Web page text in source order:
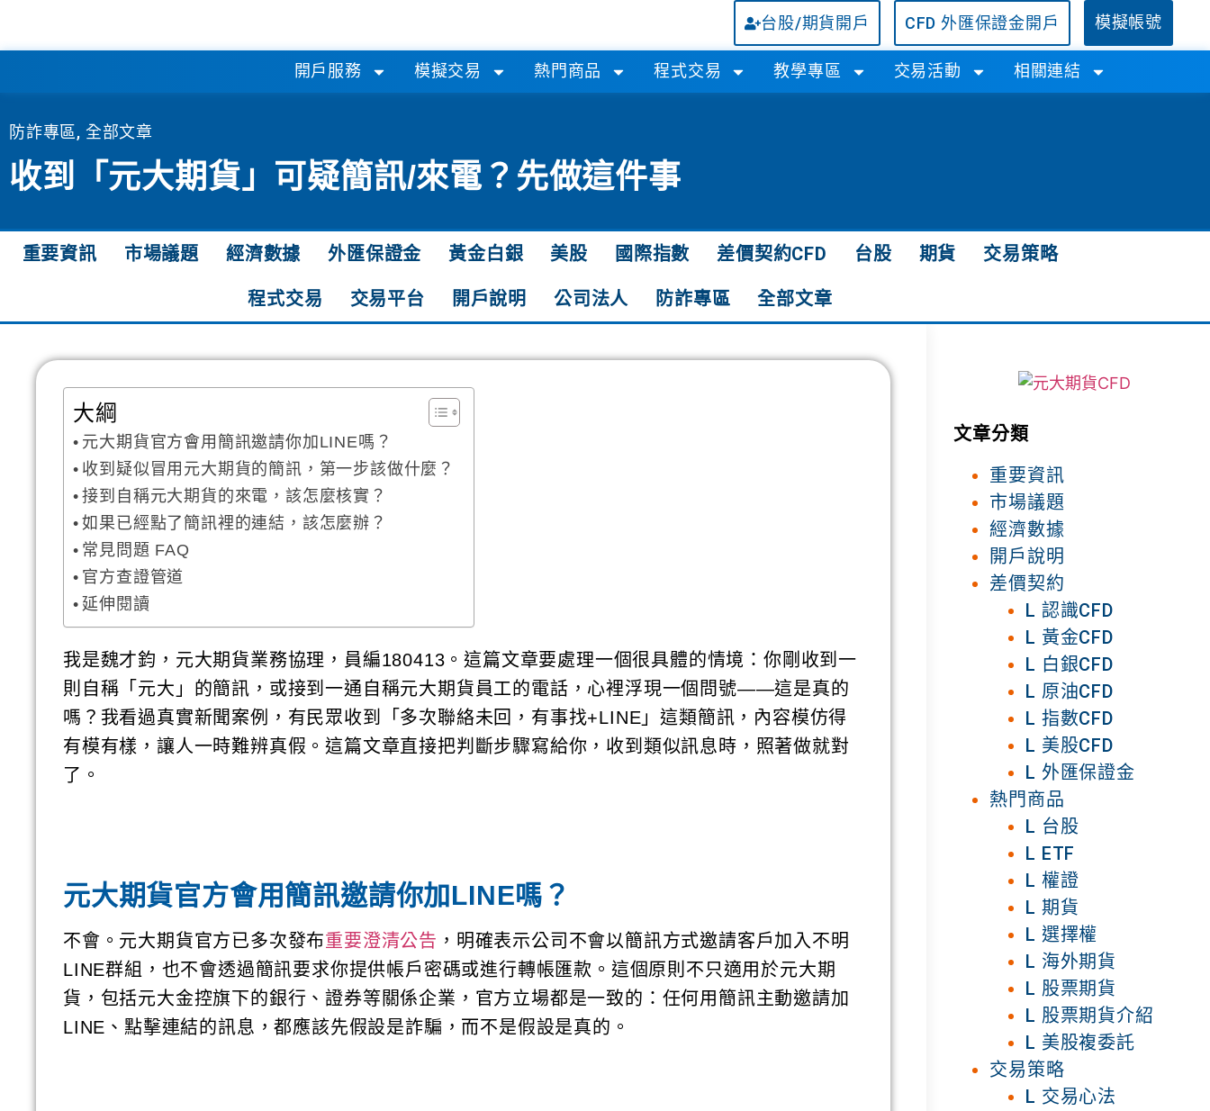
台股/期貨開戶 CFD 外匯保證金開戶 模擬帳號
開戶服務 模擬交易 熱門商品 程式交易 教學專區 交易活動 相關連結
防詐專區, 全部文章
收到「元大期貨」可疑簡訊/來電？先做這件事
重要資訊 市場議題 經濟數據 外匯保證金 黃金白銀 美股 國際指數 差價契約CFD 台股 期貨 交易策略
程式交易 交易平台 開戶說明 公司法人 防詐專區 全部文章
大綱
元大期貨官方會用簡訊邀請你加LINE嗎？
收到疑似冒用元大期貨的簡訊，第一步該做什麼？
接到自稱元大期貨的來電，該怎麼核實？
如果已經點了簡訊裡的連結，該怎麼辦？
常見問題 FAQ
官方查證管道
延伸閱讀
我是魏才鈞，元大期貨業務協理，員編180413。這篇文章要處理一個很具體的情境：你剛收到一
則自稱「元大」的簡訊，或接到一通自稱元大期貨員工的電話，心裡浮現一個問號——這是真的
嗎？我看過真實新聞案例，有民眾收到「多次聯絡未回，有事找+LINE」這類簡訊，內容模仿得
有模有樣，讓人一時難辨真假。這篇文章直接把判斷步驟寫給你，收到類似訊息時，照著做就對
了。
元大期貨官方會用簡訊邀請你加LINE嗎？
不會。元大期貨官方已多次發布重要澄清公告 ，明確表示公司不會以簡訊方式邀請客戶加入不明
LINE群組，也不會透過簡訊要求你提供帳戶密碼或進行轉帳匯款。這個原則不只適用於元大期
貨，包括元大金控旗下的銀行、證券等關係企業，官方立場都是一致的：任何用簡訊主動邀請加
LINE、點擊連結的訊息，都應該先假設是詐騙，而不是假設是真的。
文章分類
重要資訊
市場議題
經濟數據
開戶說明
差價契約
L 認識CFD
L 黃金CFD
L 白銀CFD
L 原油CFD
L 指數CFD
L 美股CFD
L 外匯保證金
熱門商品
L 台股
L ETF
L 權證
L 期貨
L 選擇權
L 海外期貨
L 股票期貨
L 股票期貨介紹
L 美股複委託
交易策略
L 交易心法